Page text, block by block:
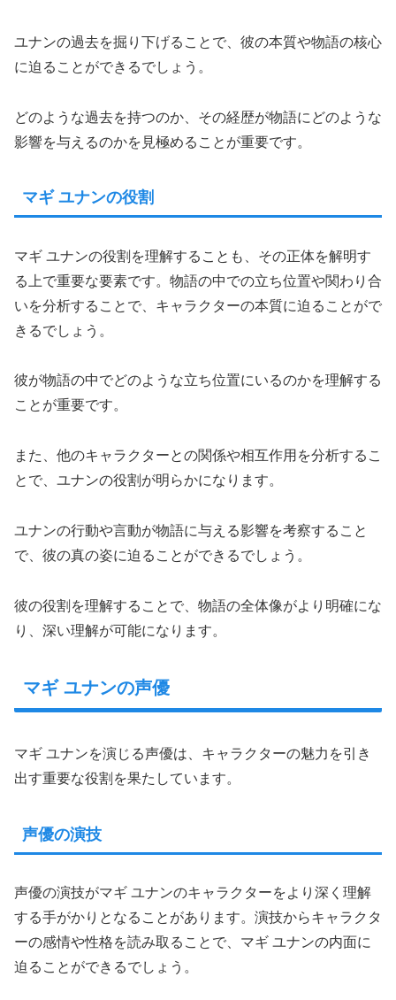
ユナンの過去を掘り下げることで、彼の本質や物語の核心
に迫ることができるでしょう。
どのような過去を持つのか、その経歴が物語にどのような
影響を与えるのかを見極めることが重要です。
マギ ユナンの役割
マギ ユナンの役割を理解することも、その正体を解明す
る上で重要な要素です。物語の中での立ち位置や関わり合
いを分析することで、キャラクターの本質に迫ることがで
きるでしょう。
彼が物語の中でどのような立ち位置にいるのかを理解する
ことが重要です。
また、他のキャラクターとの関係や相互作用を分析するこ
とで、ユナンの役割が明らかになります。
ユナンの行動や言動が物語に与える影響を考察すること
で、彼の真の姿に迫ることができるでしょう。
彼の役割を理解することで、物語の全体像がより明確にな
り、深い理解が可能になります。
マギ ユナンの声優
マギ ユナンを演じる声優は、キャラクターの魅力を引き
出す重要な役割を果たしています。
声優の演技
声優の演技がマギ ユナンのキャラクターをより深く理解
する手がかりとなることがあります。演技からキャラクタ
ーの感情や性格を読み取ることで、マギ ユナンの内面に
迫ることができるでしょう。